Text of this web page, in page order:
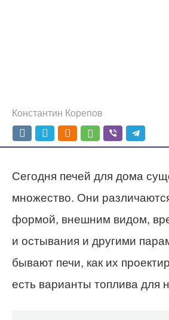
Константин Корепов
Сегодня печей для дома
множество. Они
формой, внешним видом,
и остывания и другими
бывают печи, как их
есть варианты топлива для